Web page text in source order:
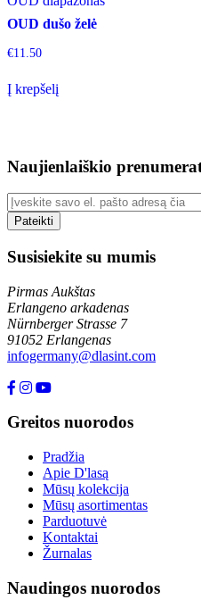
OUD dušo želė
€11.50
Į krepšelį
Naujienlaiškio
Susisiekite su mumis
Pirmas Aukštas
Erlangeno arkadenas
Nürnberger Strasse 7
91052 Erlangenas
infogermany@dlasint.com
Greitos nuorodos
Pradžia
Apie D'lasą
Mūsų kolekcija
Mūsų asortimentas
Parduotuvė
Kontaktai
Žurnalas
Naudingos nuorodos